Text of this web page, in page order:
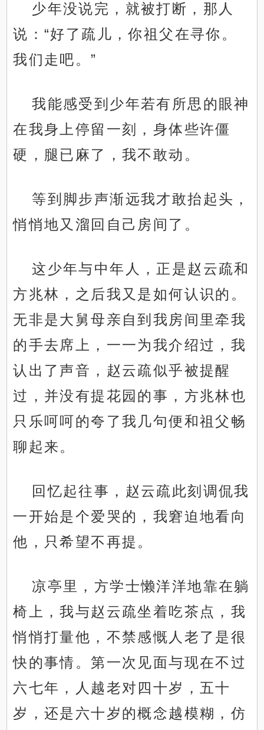
少年没说完，就被打断，那人
说：“好了疏儿，你祖父在寻你。
我们走吧。”
我能感受到少年若有所思的眼神
在我身上停留一刻，身体些许僵
硬，腿已麻了，我不敢动。
等到脚步声渐远我才敢抬起头，
悄悄地又溜回自己房间了。
这少年与中年人，正是赵云疏和
方兆林，之后我又是如何认识的。
无非是大舅母亲自到我房间里牵我
的手去席上，一一为我介绍过，我
认出了声音，赵云疏似乎被提醒
过，并没有提花园的事，方兆林也
只乐呵呵的夸了我几句便和祖父畅
聊起来。
回忆起往事，赵云疏此刻调侃我
一开始是个爱哭的，我窘迫地看向
他，只希望不再提。
凉亭里，方学士懒洋洋地靠在躺
椅上，我与赵云疏坐着吃茶点，我
悄悄打量他，不禁感慨人老了是很
快的事情。第一次见面与现在不过
六七年，人越老对四十岁，五十
岁，还是六十岁的概念越模糊，仿